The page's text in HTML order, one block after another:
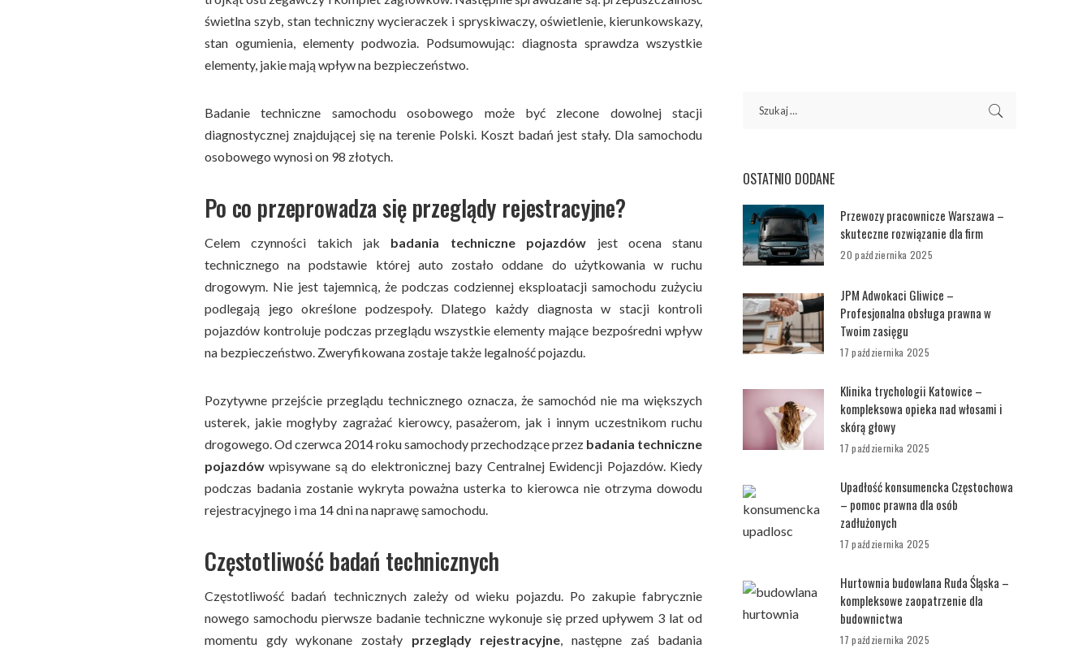
świetlna szyb, stan techniczny wycieraczek i spryskiwaczy, oświetlenie, kierunkowskazy,
stan ogumienia, elementy podwozia. Podsumowując: diagnosta sprawdza wszystkie
elementy, jakie mają wpływ na bezpieczeństwo.
Badanie techniczne samochodu osobowego może być zlecone dowolnej stacji
diagnostycznej znajdującej się na terenie Polski. Koszt badań jest stały. Dla samochodu
osobowego wynosi on 98 złotych.
Po co przeprowadza się przeglądy rejestracyjne?
Celem czynności takich jak badania techniczne pojazdów jest ocena stanu
technicznego na podstawie której auto zostało oddane do użytkowania w ruchu
drogowym. Nie jest tajemnicą, że podczas codziennej eksploatacji samochodu zużyciu
podlegają jego określone podzespoły. Dlatego każdy diagnosta w stacji kontroli
pojazdów kontroluje podczas przeglądu wszystkie elementy mające bezpośredni wpływ
na bezpieczeństwo. Zweryfikowana zostaje także legalność pojazdu.
Pozytywne przejście przeglądu technicznego oznacza, że samochód nie ma większych
usterek, jakie mogłyby zagrażać kierowcy, pasażerom, jak i innym uczestnikom ruchu
drogowego. Od czerwca 2014 roku samochody przechodzące przez badania techniczne
pojazdówwpisywane są do elektronicznej bazy Centralnej Ewidencji Pojazdów. Kiedy
podczas badania zostanie wykryta poważna usterka to kierowca nie otrzyma dowodu
rejestracyjnego i ma 14 dni na naprawę samochodu.
Częstotliwość badań technicznych
Częstotliwość badań technicznych zależy od wieku pojazdu. Po zakupie fabrycznie
nowego samochodu pierwsze badanie techniczne wykonuje się przed upływem 3 lat od
momentu gdy wykonane zostałyprzeglądy rejestracyjne, następne zaś badania
OSTATNIO DODANE
Przewozy pracownicze Warszawa –
skuteczne rozwiązanie dla firm
20 października 2025
JPM Adwokaci Gliwice –
Profesjonalna obsługa prawna w
Twoim zasięgu
17 października 2025
Klinika trychologii Katowice –
kompleksowa opieka nad włosami i
skórą głowy
17 października 2025
Upadłość konsumencka Częstochowa
– pomoc prawna dla osób
zadłużonych
17 października 2025
Hurtownia budowlana Ruda Śląska –
kompleksowe zaopatrzenie dla
budownictwa
17 października 2025